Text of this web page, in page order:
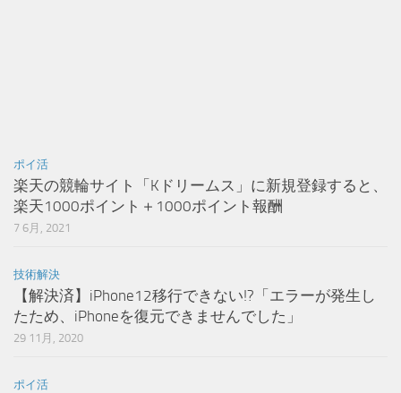
ポイ活
楽天の競輪サイト「Kドリームス」に新規登録すると、
楽天1000ポイント＋1000ポイント報酬
7 6月, 2021
技術解決
【解決済】iPhone12移行できない!?「エラーが発生し
たため、iPhoneを復元できませんでした」
29 11月, 2020
ポイ活